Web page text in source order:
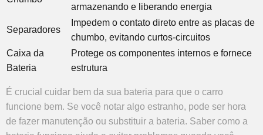
armazenando e liberando energia
Separadores
Impedem o contato direto entre as placas de
chumbo, evitando curtos-circuitos
Caixa da
Bateria
Protege os componentes internos e fornece
estrutura
É crucial cuidar bem da sua bateria para que o carro
funcione bem. Se você notar algo estranho, pode ser hora
de fazer manutenção ou substituir a bateria. Saber como a